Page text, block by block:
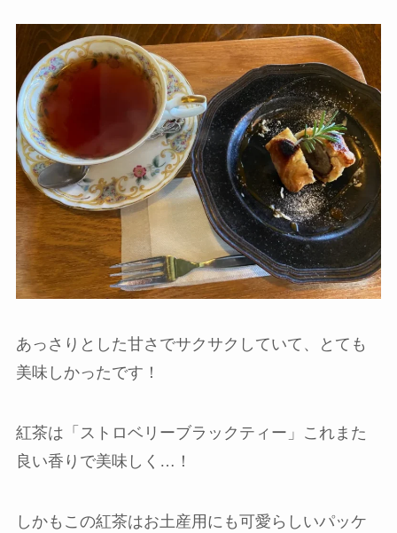
あっさりとした甘さでサクサクしていて、とても
美味しかったです！
紅茶は「ストロベリーブラックティー」これまた
良い香りで美味しく…！
しかもこの紅茶はお土産用にも可愛らしいパッケ